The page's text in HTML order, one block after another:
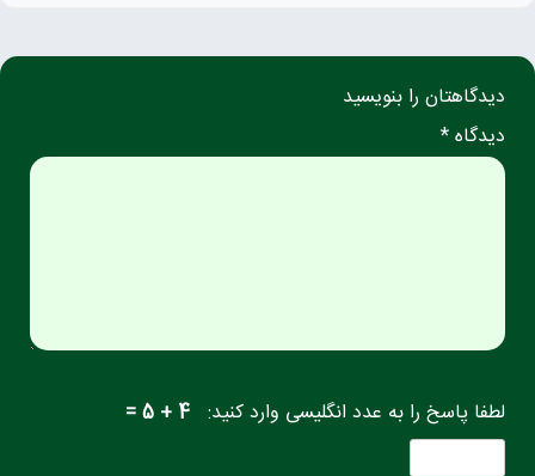
دیدگاهتان را بنویسید
دیدگاه *
لطفا پاسخ را به عدد انگلیسی وارد کنید: 4 + 5 =